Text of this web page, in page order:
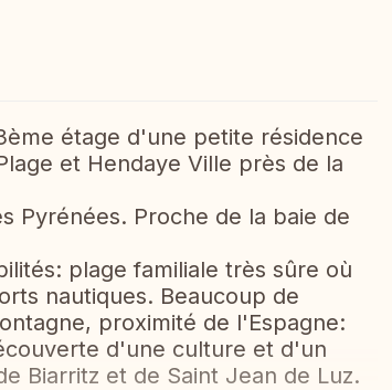
étage d'une petite résidence
et Hendaye Ville près de la
Pyrénées. Proche de la baie de
plage familiale très sûre où
nautiques. Beaucoup de
proximité de l'Espagne:
d'une culture et d'un
Biarritz et de Saint Jean de Luz.